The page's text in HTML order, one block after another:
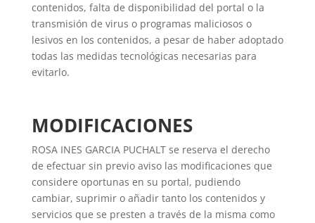
contenidos, falta de disponibilidad del portal o la
transmisión de virus o programas maliciosos o
lesivos en los contenidos, a pesar de haber adoptado
todas las medidas tecnológicas necesarias para
evitarlo.
MODIFICACIONES
ROSA INES GARCIA PUCHALT se reserva el derecho
de efectuar sin previo aviso las modificaciones que
considere oportunas en su portal, pudiendo
cambiar, suprimir o añadir tanto los contenidos y
servicios que se presten a través de la misma como